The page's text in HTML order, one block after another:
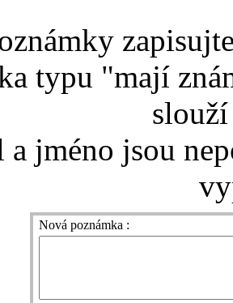
typu "mají
a jméno jsou
Nová poznámka :